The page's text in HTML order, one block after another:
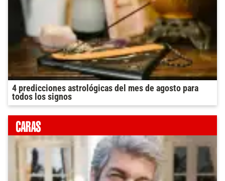
4 predicciones astrológicas del mes de agosto para
todos los signos